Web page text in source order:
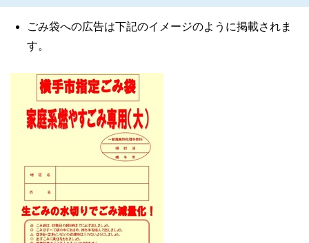
ごみ袋への広告は下記のイメージのように掲載されま
す。